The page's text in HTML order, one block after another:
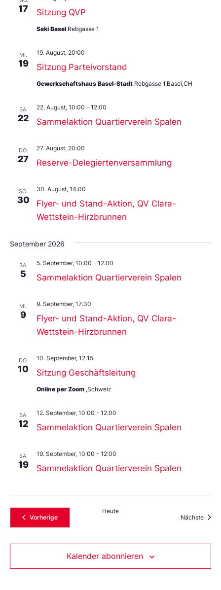
17 Sitzung QVP
Seki Basel Rebgasse 1
MI.
19 Sitzung Parteivorstand
19. August, 20:00
Gewerkschaftshaus Basel-Stadt Rebgasse 1,Basel,CH
SA.
22 Sammelaktion Quartierverein Spalen
22. August, 10:00 - 12:00
DO.
27 Reserve-Delegiertenversammlung
27. August, 20:00
SO.
30
Flyer- und Stand-Aktion, QV Clara-
Wettstein-Hirzbrunnen
30. August, 14:00
September 2026
SA.
5 Sammelaktion Quartierverein Spalen
5. September, 10:00 - 12:00
MI.
9
Flyer- und Stand-Aktion, QV Clara-
Wettstein-Hirzbrunnen
9. September, 17:30
DO.
10 Sitzung Geschäftsleitung
10. September, 12:15
Online per Zoom ,Schweiz
SA.
12 Sammelaktion Quartierverein Spalen
12. September, 10:00 - 12:00
SA.
19 Sammelaktion Quartierverein Spalen
19. September, 10:00 - 12:00
VorherigeVeranstaltungen
Heute
Nächste
Kalender abonnieren